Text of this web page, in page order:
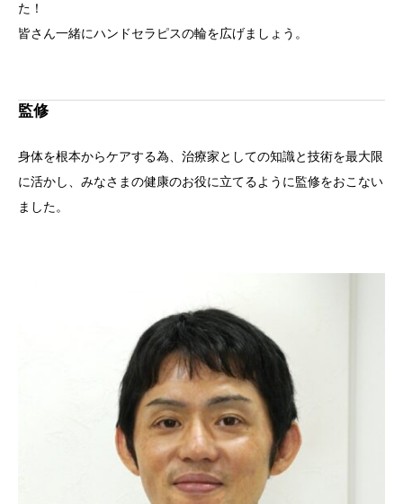
た！
皆さん一緒にハンドセラピスの輪を広げましょう。
監修
身体を根本からケアする為、治療家としての知識と技術を最大限
に活かし、みなさまの健康のお役に立てるように監修をおこない
ました。